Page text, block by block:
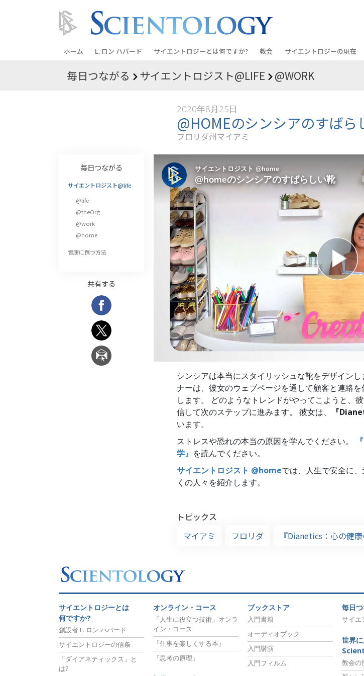
ホーム L. ロン ハバード サイエントロジーとは何ですか?
信条と実践
サイエントロジストたちが語るサイエ
ントロジー
サイエントロジストに会いましょう
教会の内部
サイエントロジーの基本原理
ダイアネティックスの紹介
愛と憎しみ ―
偉大さとは何か?
教会
教会を探す
上級
オーガニゼーション
サイエントロジーを
世界にもたらす
サイエントロジーの現在
グランド・オープニング
デビッド･ミスキャベッジ
Scientologyの教会指導者
毎日つながる サイエントロジスト@LIFE @WORK
2020年8月25日
@HOMEのシンシアのすばら
フロリダ州マイアミ
シンシアは本当にスタイリッシュな靴をデザイン
ナーは、彼女のウェブページを通して顧客と連絡
します。 どのようなトレンドがやってこようと、
信して次のステップに進みます。 彼女は、
『
います。
ストレスや恐れの本当の原因を学んでください。
学』 を読んでください。
サイエントロジスト @homeでは、人生で安全に
くの人々を紹介します。
トピックス
マイアミ
フロリダ 『Dianetics：心の健
毎日つながる
サイエントロジスト@life
@life
@theOrg
@work
@home
健康に保つ方法
共有する
サイエントロジーとは
何ですか?
創設者 L. ロン ハバード
サイエントロジーの信条
「ダイアネティックス」と
は?
オンライン・コース
「人生に役立つ技術」オンラ
イン・コース
『仕事を楽しくする本』
『思考の原理』
ブックストア
入門書籍
オーディオブック
入門講演
入門フィルム
毎日
サイエ
世界
教会の